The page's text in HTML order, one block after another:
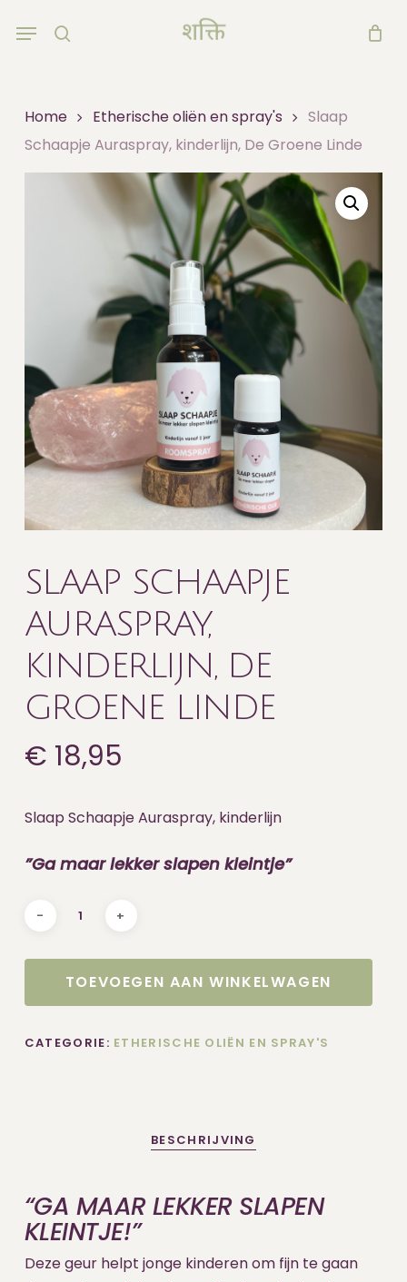
Menu
Home Etherische oliën en spray's
Slaap
Schaapje Auraspray, kinderlijn, De Groene Linde
SLAAP SCHAAPJE
AURASPRAY,
KINDERLIJN, DE
GROENE LINDE
€ 18,95
Slaap Schaapje Auraspray, kinderlijn
”Ga maar lekker slapen kleintje”
TOEVOEGEN AAN WINKELWAGEN
CATEGORIE: ETHERISCHE OLIËN EN SPRAY'S
BESCHRIJVING
“GA MAAR LEKKER SLAPEN
KLEINTJE!”
Deze geur helpt jonge kinderen om fijn te gaan